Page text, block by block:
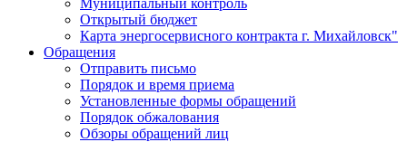
Муниципальный контроль
Открытый бюджет
Карта энергосервисного контракта г. Михайловск"
Обращения
Отправить письмо
Порядок и время приема
Установленные формы обращений
Порядок обжалования
Обзоры обращений лиц